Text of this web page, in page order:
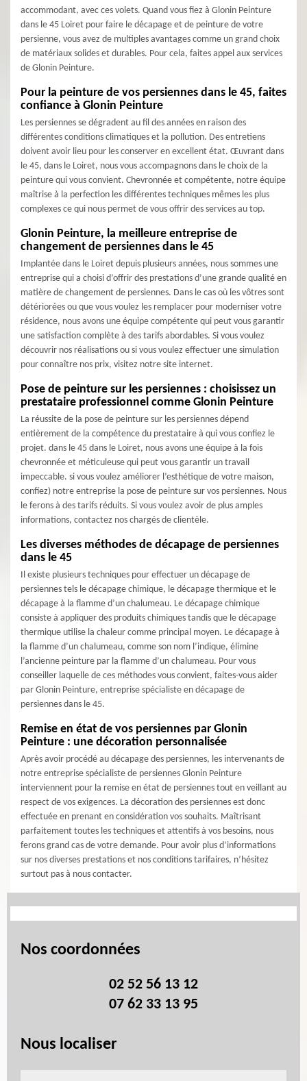
accommodant, avec ces volets. Quand vous fiez à Glonin Peinture
dans le 45 Loiret pour faire le décapage et de peinture de votre
persienne, vous avez de multiples avantages comme un grand choix
de matériaux solides et durables. Pour cela, faites appel aux services
de Glonin Peinture.
Pour la peinture de vos persiennes dans le 45, faites
confiance à Glonin Peinture
Les persiennes se dégradent au fil des années en raison des
différentes conditions climatiques et la pollution. Des entretiens
doivent avoir lieu pour les conserver en excellent état. Œuvrant dans
le 45, dans le Loiret, nous vous accompagnons dans le choix de la
peinture qui vous convient. Chevronnée et compétente, notre équipe
maîtrise à la perfection les différentes techniques mêmes les plus
complexes ce qui nous permet de vous offrir des services au top.
Glonin Peinture, la meilleure entreprise de
changement de persiennes dans le 45
Implantée dans le Loiret depuis plusieurs années, nous sommes une
entreprise qui a choisi d’offrir des prestations d’une grande qualité en
matière de changement de persiennes. Dans le cas où les vôtres sont
détériorées ou que vous voulez les remplacer pour moderniser votre
résidence, nous avons une équipe compétente qui peut vous garantir
une satisfaction complète à des tarifs abordables. Si vous voulez
découvrir nos réalisations ou si vous voulez effectuer une simulation
pour connaître nos prix, visitez notre site internet.
Pose de peinture sur les persiennes : choisissez un
prestataire professionnel comme Glonin Peinture
La réussite de la pose de peinture sur les persiennes dépend
entièrement de la compétence du prestataire à qui vous confiez le
projet. dans le 45 dans le Loiret, nous avons une équipe à la fois
chevronnée et méticuleuse qui peut vous garantir un travail
impeccable. si vous voulez améliorer l’esthétique de votre maison,
confiez) notre entreprise la pose de peinture sur vos persiennes. Nous
le ferons à des tarifs réduits. Si vous voulez avoir de plus amples
informations, contactez nos chargés de clientèle.
Les diverses méthodes de décapage de persiennes
dans le 45
Il existe plusieurs techniques pour effectuer un décapage de
persiennes tels le décapage chimique, le décapage thermique et le
décapage à la flamme d’un chalumeau. Le décapage chimique
consiste à appliquer des produits chimiques tandis que le décapage
thermique utilise la chaleur comme principal moyen. Le décapage à
la flamme d’un chalumeau, comme son nom l’indique, élimine
l’ancienne peinture par la flamme d’un chalumeau. Pour vous
conseiller laquelle de ces méthodes vous convient, faites-vous aider
par Glonin Peinture, entreprise spécialiste en décapage de
persiennes dans le 45.
Remise en état de vos persiennes par Glonin
Peinture : une décoration personnalisée
Après avoir procédé au décapage des persiennes, les intervenants de
notre entreprise spécialiste de persiennes Glonin Peinture
interviennent pour la remise en état de persiennes tout en veillant au
respect de vos exigences. La décoration des persiennes est donc
effectuée en prenant en considération vos souhaits. Maîtrisant
parfaitement toutes les techniques et attentifs à vos besoins, nous
ferons grand cas de votre demande. Pour avoir plus d’informations
sur nos diverses prestations et nos conditions tarifaires, n’hésitez
surtout pas à nous contacter.
Nos coordonnées
02 52 56 13 12
07 62 33 13 95
Nous localiser